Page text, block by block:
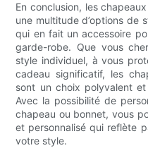
En conclusion, les
une multitude d’options de
qui en fait un accessoire
garde-robe. Que vous
style individuel, à vous
cadeau significatif, les
sont un choix polyvalent
Avec la possibilité de
chapeau ou bonnet, vous
et personnalisé qui reflète
votre style.